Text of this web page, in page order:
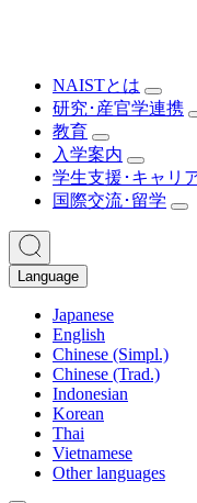
NAISTとは
研究･産官学連携
教育
入学案内
学生支援･キャリ
国際交流･留学
Language
Japanese
English
Chinese (Simpl.)
Chinese (Trad.)
Indonesian
Korean
Thai
Vietnamese
Other languages